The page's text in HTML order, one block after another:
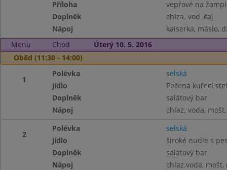
Příloha
vepřové na
Doplněk
chlza. vod ,čaj
Nápoj
kaiserka, máslo,
Menu
Chod
Úterý 10. 5. 2016
Oběd (11:30 - 14:00)
1
Polévka
selská
jídlo
Pečená kuřecí
Doplněk
salátový bar
Nápoj
chlaz. voda,
2
Polévka
selská
jídlo
široké nudle s
Doplněk
salátový bar
Nápoj
chlaz.voda, mošt,